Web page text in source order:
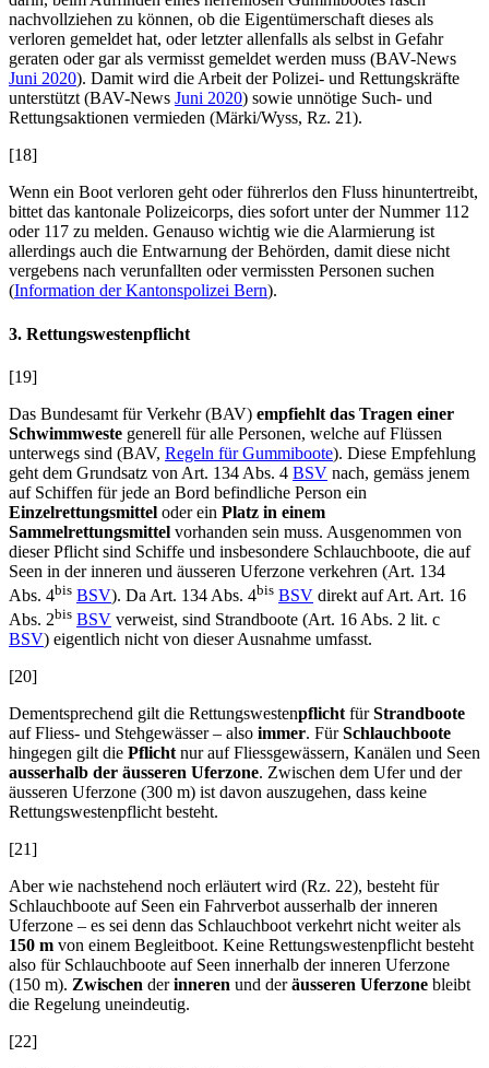
nachvollziehen zu können, ob die Eigentümerschaft dieses als
verloren gemeldet hat, oder letzter allenfalls als selbst in Gefahr
geraten oder gar als vermisst gemeldet werden muss (BAV-News
Juni 2020). Damit wird die Arbeit der Polizei- und Rettungskräfte
unterstützt (BAV-News Juni 2020) sowie unnötige Such- und
Rettungsaktionen vermieden (Märki/Wyss, Rz. 21).
[18]
Wenn ein Boot verloren geht oder führerlos den Fluss hinuntertreibt,
bittet das kantonale Polizeicorps, dies sofort unter der Nummer 112
oder 117 zu melden. Genauso wichtig wie die Alarmierung ist
allerdings auch die Entwarnung der Behörden, damit diese nicht
vergebens nach verunfallten oder vermissten Personen suchen
(Information der Kantonspolizei Bern).
3. Rettungswestenpflicht
[19]
Das Bundesamt für Verkehr (BAV) empfiehlt das Tragen einer
Schwimmweste generell für alle Personen, welche auf Flüssen
unterwegs sind (BAV, Regeln für Gummiboote). Diese Empfehlung
geht dem Grundsatz von Art. 134 Abs. 4 BSV nach, gemäss jenem
auf Schiffen für jede an Bord befindliche Person ein
Einzelrettungsmittel oder ein Platz in einem
Sammelrettungsmittel vorhanden sein muss. Ausgenommen von
dieser Pflicht sind Schiffe und insbesondere Schlauchboote, die auf
Seen in der inneren und äusseren Uferzone verkehren (Art. 134
Abs. 4bis BSV). Da Art. 134 Abs. 4bis BSV direkt auf Art. Art. 16
Abs. 2bis BSV verweist, sind Strandboote (Art. 16 Abs. 2 lit. c
BSV) eigentlich nicht von dieser Ausnahme umfasst.
[20]
Dementsprechend gilt die RettungswestenpflichtfürStrandboote
auf Fliess- und Stehgewässer – also immer. FürSchlauchboote
hingegen gilt die Pflichtnur auf Fliessgewässern, Kanälen und Seen
ausserhalb der äusseren Uferzone. Zwischen dem Ufer und der
äusseren Uferzone (300 m) ist davon auszugehen, dass keine
Rettungswestenpflicht besteht.
[21]
Aber wie nachstehend noch erläutert wird (Rz. 22), besteht für
Schlauchboote auf Seen ein Fahrverbot ausserhalb der inneren
Uferzone – es sei denn das Schlauchboot verkehrt nicht weiter als
150 m von einem Begleitboot. Keine Rettungswestenpflicht besteht
also für Schlauchboote auf Seen innerhalb der inneren Uferzone
(150 m). Zwischen derinneren und deräusseren Uferzone bleibt
die Regelung uneindeutig.
[22]